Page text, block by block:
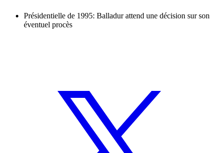
Présidentielle de 1995: Balladur attend une décision sur son
éventuel procès